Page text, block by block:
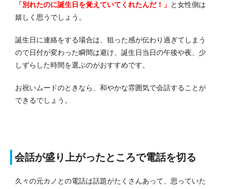
「別れたのに誕生日を覚えていてくれたんだ！」 と女性側は
嬉しく思うでしょう。
誕生日に連絡をする場合は、狙った感が伝わり過ぎてしまう
ので日付が変わった瞬間は避け、誕生日当日の午後や夜、少
しずらした時間を選ぶのがおすすめです。
お祝いムードのときなら、和やかな雰囲気で会話することが
できるでしょう。
会話が盛り上がったところで電話を切る
久々の元カノとの電話は話題がたくさんあって、思っていた